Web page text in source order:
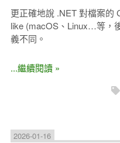
更正確地說 .NET 對檔案的
like (macOS、Linux…等，
義不同。
...繼續閱讀 »
2026-01-16